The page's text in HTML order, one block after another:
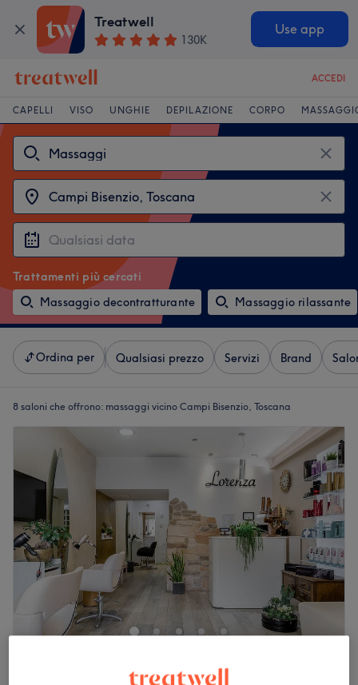
Treatwell
130K
Use app
ACCEDI
CAPELLI VISO UNGHIE DEPILAZIONE CORPO
Trattamenti più cercati
Massaggio decontratturante
Massaggio rilassante
Ordina per Qualsiasi prezzo Servizi Brand
8 saloni che offrono: massaggi vicino Campi Bisenzio, Toscana
315 recensioni